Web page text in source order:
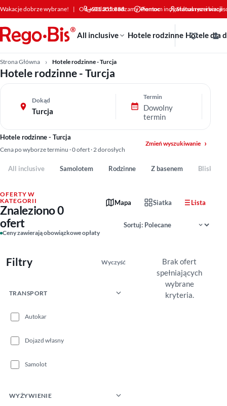
Przejdź do treści
Wakacje dobrze wybrane! | Od +30 lat doradzamy klientom indywidualnym i
601 355 888 Pomoc Status rezerwacji
All inclusive Hotele rodzinne Hotele dla
Strona Główna Hotele rodzinne - Turcja
Hotele rodzinne - Turcja
Dokąd
Turcja
Termin
Dowolny
termin
Hotele rodzinne - Turcja
Cena po wyborze terminu · 0 ofert · 2 dorosłych
Zmień wyszukiwanie
All inclusive Samolotem Rodzinne Z basenem Blisko
OFERTY W
KATEGORII
Znaleziono 0
ofert
Ceny zawierają obowiązkowe opłaty
Mapa Siatka Lista
Filtry Wyczyść
TRANSPORT
Autokar
Dojazd własny
Samolot
WYŻYWIENIE
Brak ofert
spełniających
wybrane
kryteria.